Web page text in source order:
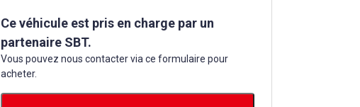
Ce véhicule est pris en charge par un
partenaire SBT.
Vous pouvez nous contacter via ce formulaire pour
acheter.